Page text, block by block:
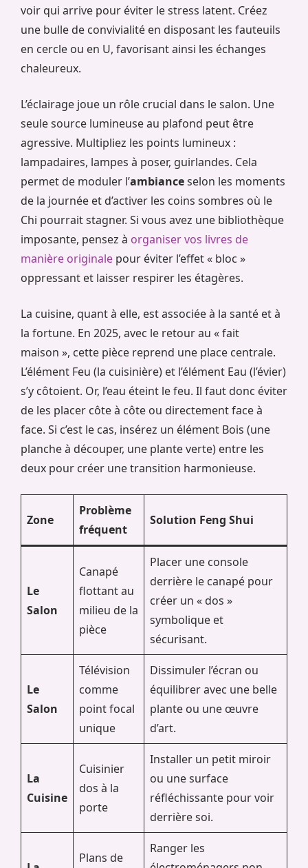
voir qui arrive pour éviter le stress latent. Créez
une bulle de convivialité en disposant les fauteuils
en cercle ou en U, favorisant ainsi les échanges
chaleureux.
L’éclairage joue un rôle crucial dans le salon. Une
seule source lumineuse au plafond peut être
agressive. Multipliez les points lumineux :
lampadaires, lampes à poser, guirlandes. Cela
permet de moduler l’ambianceselon les moments
de la journée et d’activer les coins sombres où le
Chi pourrait stagner. Si vous avez une bibliothèque
imposante, pensez à organiser vos livres de
manière originale pour éviter l’effet « bloc »
oppressant et laisser respirer les étagères.
La cuisine, quant à elle, est associée à la santé et à
la fortune. En 2025, avec le retour au « fait
maison », cette pièce reprend une place centrale.
L’élément Feu (la cuisinière) et l’élément Eau (l’évier)
s’y côtoient. Or, l’eau éteint le feu. Il faut donc éviter
de les placer côte à côte ou directement face à
face. Si c’est le cas, insérez un élément Bois (une
planche à découper, une plante verte) entre les
deux pour créer une transition harmonieuse.
Zone
Problème
fréquent
Solution Feng Shui
Le
Salon
Canapé
flottant au
milieu de la
pièce
Placer une console
derrière le canapé pour
créer un « dos »
symbolique et
sécurisant.
Le
Salon
Télévision
comme
point focal
unique
Dissimuler l’écran ou
équilibrer avec une belle
plante ou une œuvre
d’art.
La
Cuisine
Cuisinier
dos à la
porte
Installer un petit miroir
ou une surface
réfléchissante pour voir
derrière soi.
Plans de
Ranger les